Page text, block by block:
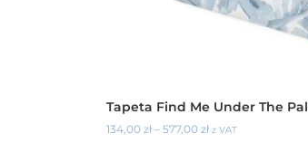
Tapeta Find Me Under The
134,00 zł – 577,00 zł z VAT